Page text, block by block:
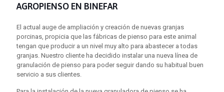
AGROPIENSO EN BINEFAR
El actual auge de ampliación y creación de nuevas granjas
porcinas, propicia que las fábricas de pienso para este animal
tengan que producir a un nivel muy alto para abastecer a todas
granjas. Nuestro cliente ha decidido instalar una nueva línea de
granulación de pienso para poder seguir dando su habitual buen
servicio a sus clientes.